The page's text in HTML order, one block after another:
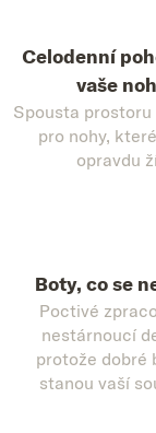
Celodenní
vaše
Spousta prostoru
pro nohy,
opravdu
Boty, co se
Poctivé
nestárnoucí
protože dobré
stanou vaší